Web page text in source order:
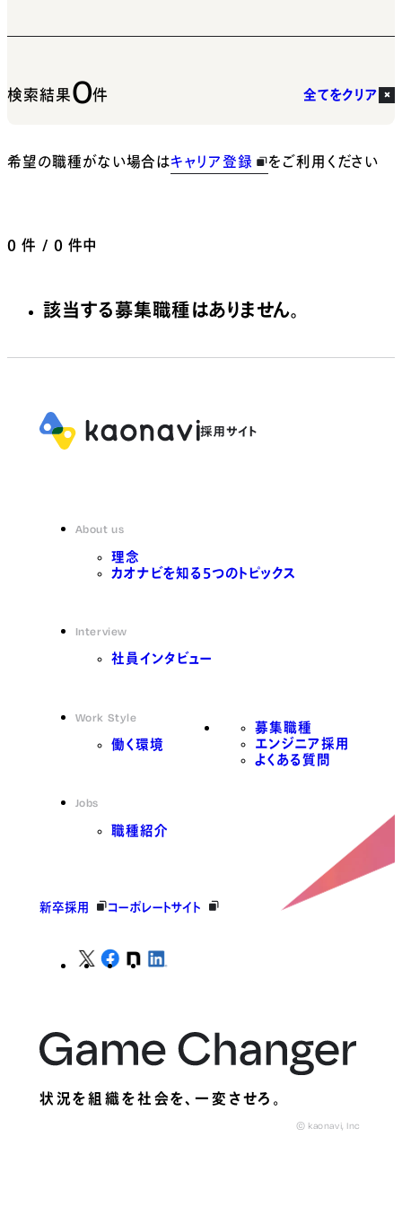
検索結果0件 全てをクリア
希望の職種がない場合はキャリア登録 をご利用ください
0 件 / 0 件中
該当する募集職種はありません。
About us
理念
カオナビを知る5つのトピックス
Interview
社員インタビュー
Work Style
働く環境
Jobs
職種紹介
募集職種
エンジニア採用
よくある質問
新卒採用 コーポレートサイト
状況を組織を社会を、一変させろ。
© kaonavi, Inc